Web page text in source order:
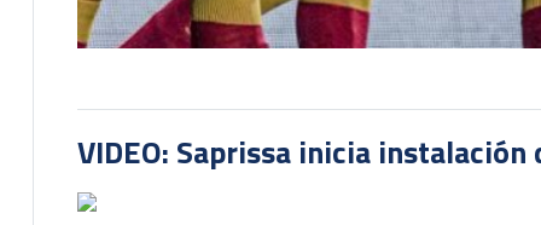
VIDEO: Saprissa inicia